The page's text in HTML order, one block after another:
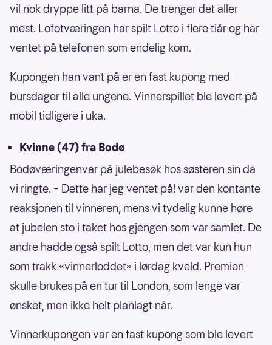
vil nok dryppe litt på barna. De trenger det aller
mest. Lofotværingen har spilt Lotto i flere tiår og har
ventet på telefonen som endelig kom.
Kupongen han vant på er en fast kupong med
bursdager til alle ungene. Vinnerspillet ble levert på
mobil tidligere i uka.
Kvinne (47) fra Bodø
Bodøværingenvar på julebesøk hos søsteren sin da
vi ringte. – Dette har jeg ventet på! var den kontante
reaksjonen til vinneren, mens vi tydelig kunne høre
at jubelen sto i taket hos gjengen som var samlet. De
andre hadde også spilt Lotto, men det var kun hun
som trakk «vinnerloddet» i lørdag kveld. Premien
skulle brukes på en tur til London, som lenge var
ønsket, men ikke helt planlagt når.
Vinnerkupongen var en fast kupong som ble levert